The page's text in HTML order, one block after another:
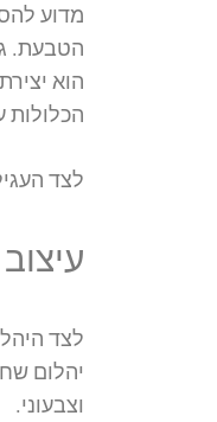
מדוע
הטבעת.
הוא
הכלולות
לצד
לצד
יהלום
וצבעוני.